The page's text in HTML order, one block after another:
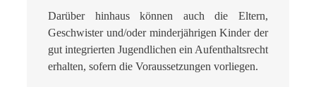
Darüber hinhaus können auch die Eltern,
Geschwister und/oder minderjährigen Kinder der
gut integrierten Jugendlichen ein Aufenthaltsrecht
erhalten, sofern die Voraussetzungen vorliegen.